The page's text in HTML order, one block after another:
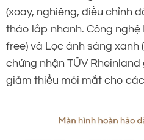
(xoay, nghiêng, điều chỉnh
tháo lắp nhanh. Công nghệ
free) và Lọc ánh sáng xanh
chứng nhận TÜV
giảm thiểu mỏi mắt cho